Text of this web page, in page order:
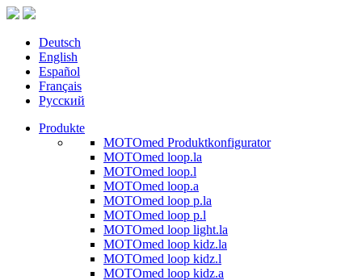
Deutsch
English
Español
Français
Русский
Produkte
MOTOmed Produktkonfigurator
MOTOmed loop.la
MOTOmed loop.l
MOTOmed loop.a
MOTOmed loop p.la
MOTOmed loop p.l
MOTOmed loop light.la
MOTOmed loop kidz.la
MOTOmed loop kidz.l
MOTOmed loop kidz.a